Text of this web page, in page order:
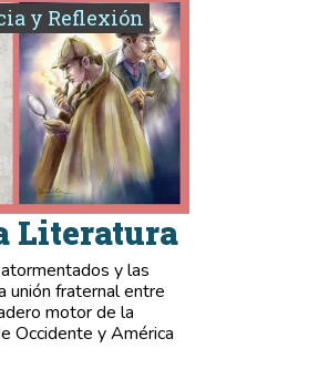
y Reflexión
Literatura
y las
unión fraternal entre
motor de la
Occidente y América